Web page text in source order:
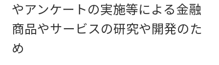
やアンケートの実施等による金融
商品やサービスの研究や開発のた
め